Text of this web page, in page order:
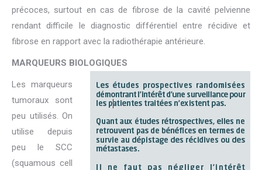
précoces, surtout en cas de fibrose de la cavité pelvienne
rendant difficile le diagnostic différentiel entre récidive et
fibrose en rapport avec la radiothérapie antérieure.
MARQUEURS BIOLOGIQUES
Les marqueurs
tumoraux sont
peu utilisés. On
utilise depuis
peu le SCC
(squamous cell